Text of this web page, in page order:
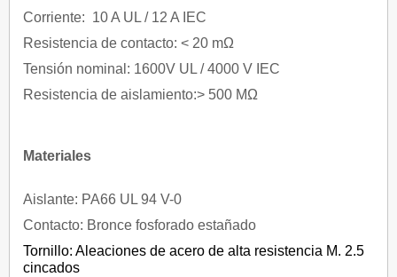
Corriente: 10 A UL / 12 A IEC
Resistencia de contacto: < 20 mΩ
Tensión nominal: 1600V UL / 4000 V IEC
Resistencia de aislamiento:> 500 MΩ
Materiales
Aislante: PA66 UL 94 V-0
Contacto: Bronce fosforado estañado
Tornillo: Aleaciones de acero de alta resistencia M. 2.5
cincados